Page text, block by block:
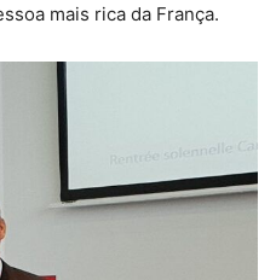
mais rica da França.